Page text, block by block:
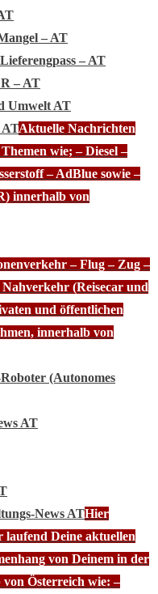
– AT
– AT
– AT
Umwelt AT
Aktuelle Nachrichten
wie; – Diesel –
– AdBlue sowie –
innerhalb von
– Flug – Zug –
(Reisecar und
und öffentlichen
innerhalb von
(Autonomes
AT
News ATHier
Deine aktuellen
von Deinem in der
Österreich wie: –